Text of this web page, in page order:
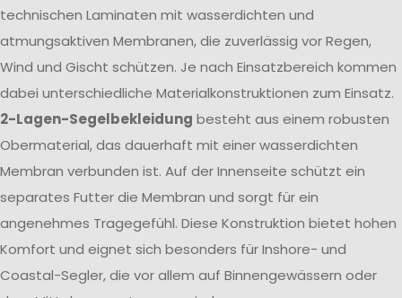
technischen Laminaten mit wasserdichten und
atmungsaktiven Membranen, die zuverlässig vor Regen,
Wind und Gischt schützen. Je nach Einsatzbereich kommen
dabei unterschiedliche Materialkonstruktionen zum Einsatz.
2-Lagen-Segelbekleidung besteht aus einem robusten
Obermaterial, das dauerhaft mit einer wasserdichten
Membran verbunden ist. Auf der Innenseite schützt ein
separates Futter die Membran und sorgt für ein
angenehmes Tragegefühl. Diese Konstruktion bietet hohen
Komfort und eignet sich besonders für Inshore- und
Coastal-Segler, die vor allem auf Binnengewässern oder